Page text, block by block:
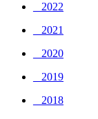
_ 2022
_ 2021
_ 2020
_ 2019
_ 2018